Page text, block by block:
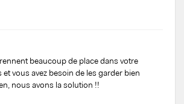
beaucoup de place dans votre
vous avez besoin de les garder bien
nous avons la solution !!